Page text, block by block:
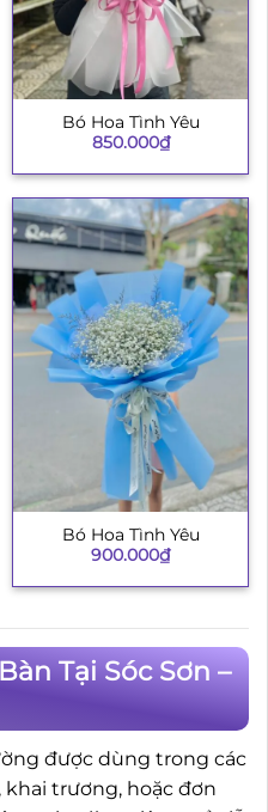
Bó Hoa Tình Yêu
850.000₫
Bó Hoa Tình Yêu
900.000₫
Tại Sóc Sơn –
được dùng trong các
khai trương, hoặc đơn